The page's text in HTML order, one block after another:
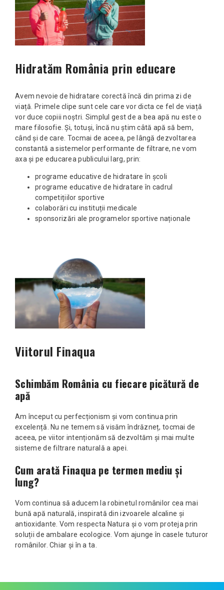
Hidratăm România prin educare
Avem nevoie de hidratare corectă încă din prima zi de
viață. Primele clipe sunt cele care vor dicta ce fel de viață
vor duce copiii noștri. Simplul gest de a bea apă nu este o
mare filosofie. Și, totuși, încă nu știm câtă apă să bem,
când și de care. Tocmai de aceea, pe lângă dezvoltarea
constantă a sistemelor performante de filtrare, ne vom
axa și pe educarea publicului larg, prin:
programe educative de hidratare în școli
programe educative de hidratare în cadrul
competițiilor sportive
colaborări cu instituții medicale
sponsorizări ale programelor sportive naționale
Viitorul Finaqua
Schimbăm România cu fiecare picătură de
apă
Am început cu perfecționism și vom continua prin
excelență. Nu ne temem să visăm îndrăzneț, tocmai de
aceea, pe viitor intenționăm să dezvoltăm și mai multe
sisteme de filtrare naturală a apei.
Cum arată Finaqua pe termen mediu și
lung?
Vom continua să aducem la robinetul românilor cea mai
bună apă naturală, inspirată din izvoarele alcaline și
antioxidante. Vom respecta Natura și o vom proteja prin
soluții de ambalare ecologice. Vom ajunge în casele tuturor
românilor. Chiar și în a ta.